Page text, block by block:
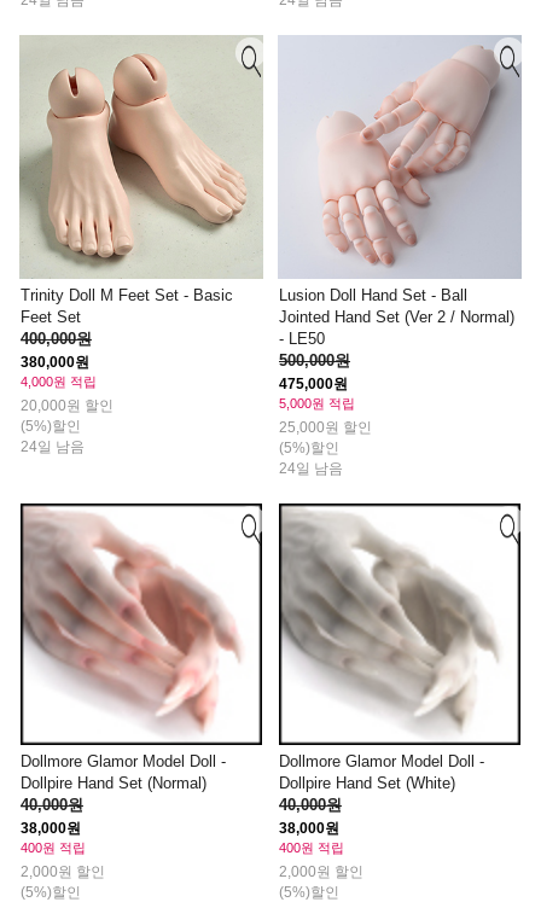
Trinity Doll M Feet Set - Basic
Feet Set
400,000원
380,000원
4,000원 적립
20,000원 할인
(5%)할인
24일 남음
Lusion Doll Hand Set - Ball
Jointed Hand Set (Ver 2 / Normal)
- LE50
500,000원
475,000원
5,000원 적립
25,000원 할인
(5%)할인
24일 남음
Dollmore Glamor Model Doll -
Dollpire Hand Set (Normal)
40,000원
38,000원
400원 적립
2,000원 할인
(5%)할인
Dollmore Glamor Model Doll -
Dollpire Hand Set (White)
40,000원
38,000원
400원 적립
2,000원 할인
(5%)할인